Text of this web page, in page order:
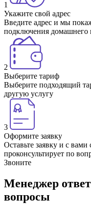
1
Укажите свой адрес
Введите адрес и мы
подключения домашнего
2
Выберите тариф
Выберите подходящий
другую услугу
3
Оформите заявку
Оставьте заявку и с
проконсультирует по
Звоните
Менеджер
вопросы